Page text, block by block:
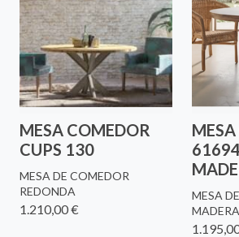
MESA COMEDOR
CUPS 130
MESA DE COMEDOR
REDONDA
1.210,00 €
MESA